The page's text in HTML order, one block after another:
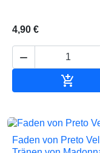
4,90 €


Faden von Preto